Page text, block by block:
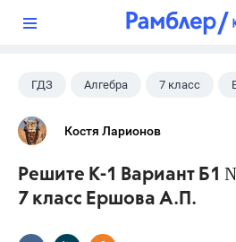
ГДЗ Алгебра 7 класс
Костя Ларионов
Решите К-1 Вариант Б1
7 класс Ершова А.П.